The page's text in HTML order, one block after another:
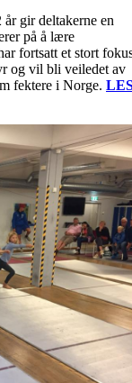
gir deltakerne en
på å lære
fortsatt et stort
og vil bli veiledet av
fektere i Norge.